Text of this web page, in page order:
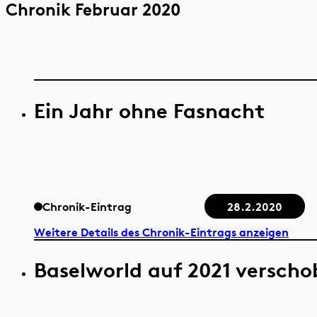
Chronik Februar 2020
Ein Jahr ohne Fasnacht
Chronik-Eintrag
28.2.2020
Weitere Details des Chronik-Eintrags anzeigen
Baselworld auf 2021